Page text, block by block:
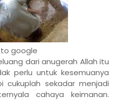
google
dari anugerah Allah itu
perlu untuk kesemuanya
cukuplah sekadar menjadi
cahaya keimanan.